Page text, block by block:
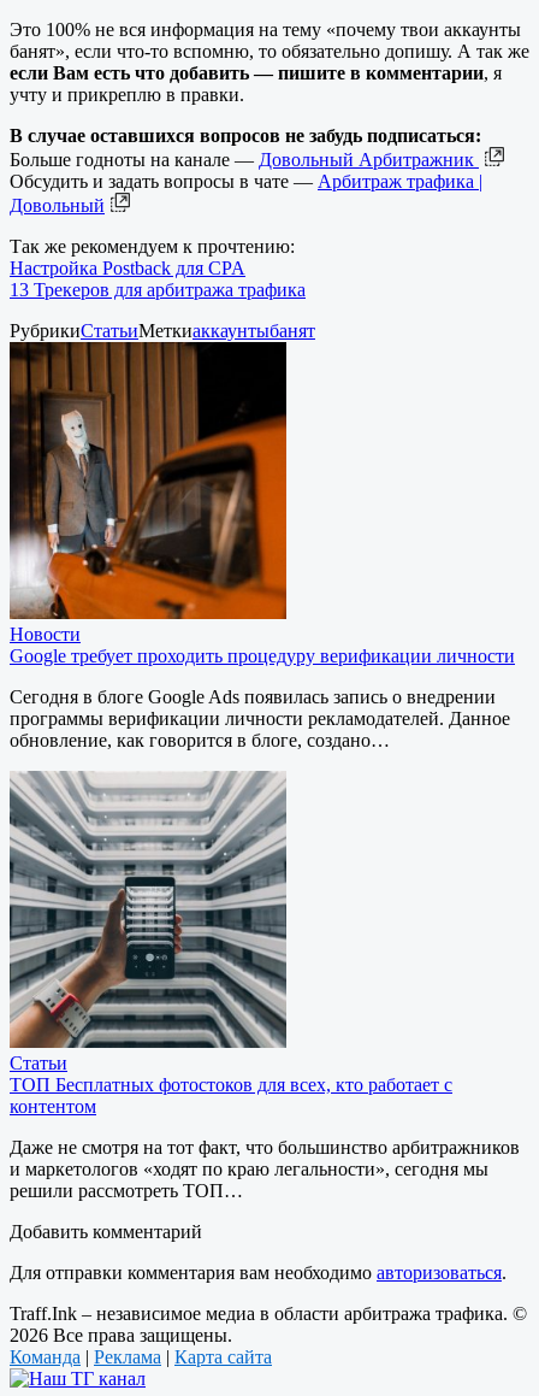
Это 100% не вся информация на тему «почему твои аккаунты
банят», если что-то вспомню, то обязательно допишу. А так же
если Вам есть что добавить — пишите в комментарии, я
учту и прикреплю в правки.
В случае оставшихся вопросов не забудь подписаться:
Больше годноты на канале — Довольный Арбитражник
Обсудить и задать вопросы в чате — Арбитраж трафика |
Довольный
Так же рекомендуем к прочтению:
Настройка Postback для CPA
13 Трекеров для арбитража трафика
РубрикиСтатьиМеткиаккаунтыбанят
Новости
Google требует проходить процедуру верификации личности
Сегодня в блоге Google Ads появилась запись о внедрении
программы верификации личности рекламодателей. Данное
обновление, как говорится в блоге, создано…
Статьи
ТОП Бесплатных фотостоков для всех, кто работает с
контентом
Даже не смотря на тот факт, что большинство арбитражников
и маркетологов «ходят по краю легальности», сегодня мы
решили рассмотреть ТОП…
Добавить комментарий
Для отправки комментария вам необходимо авторизоваться.
Traff.Ink – независимое медиа в области арбитража трафика. ©
2026 Все права защищены.
Команда | Реклама | Карта сайта